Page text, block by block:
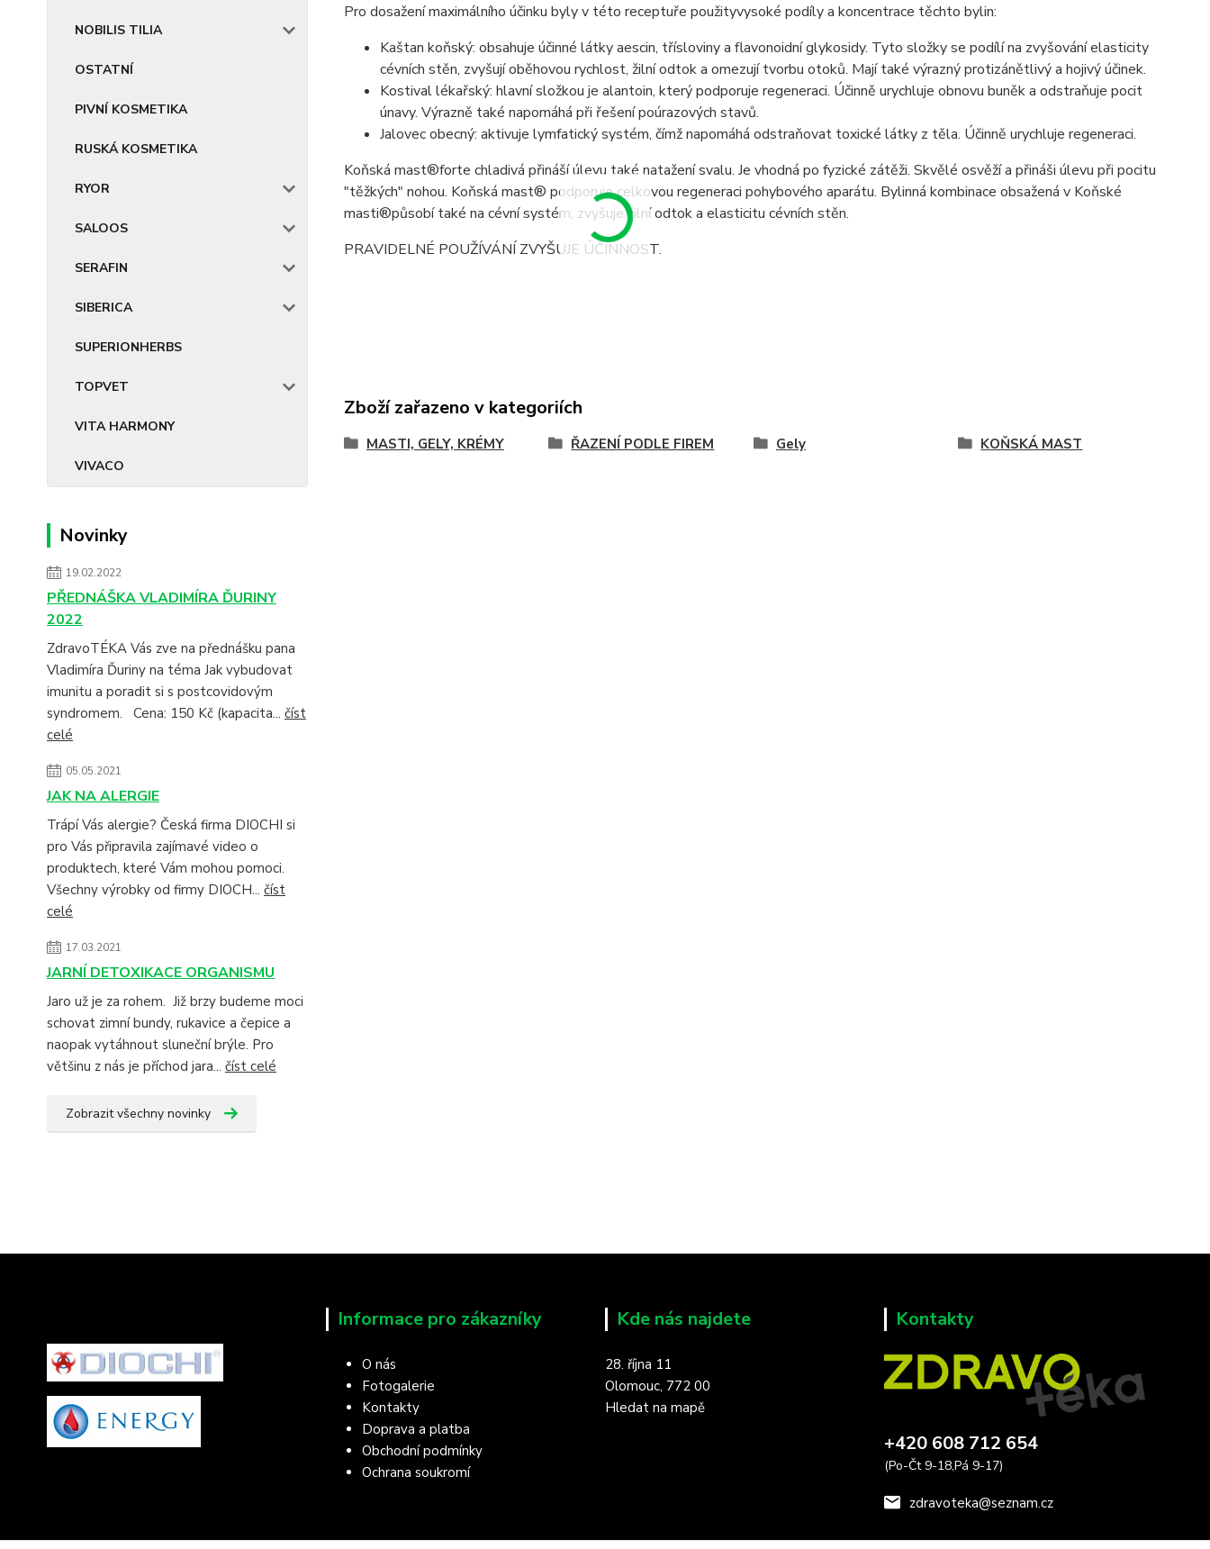
NOBILIS TILIA
OSTATNÍ
PIVNÍ KOSMETIKA
RUSKÁ KOSMETIKA
RYOR
SALOOS
SERAFIN
SIBERICA
SUPERIONHERBS
TOPVET
VITA HARMONY
VIVACO
Novinky
19.02.2022
PŘEDNÁŠKA VLADIMÍRA ĎURINY
2022
ZdravoTÉKA Vás zve na přednášku pana
Vladimíra Ďuriny na téma Jak vybudovat
imunitu a poradit si s postcovidovým
syndromem. Cena: 150 Kč (kapacita... číst
celé
05.05.2021
JAK NA ALERGIE
Trápí Vás alergie? Česká firma DIOCHI si
pro Vás připravila zajímavé video o
produktech, které Vám mohou pomoci.
Všechny výrobky od firmy DIOCH... číst
celé
17.03.2021
JARNÍ DETOXIKACE ORGANISMU
Jaro už je za rohem. Již brzy budeme moci
schovat zimní bundy, rukavice a čepice a
naopak vytáhnout sluneční brýle. Pro
většinu z nás je příchod jara... číst celé
Zobrazit všechny novinky
Pro dosažení maximálního účinku byly v této receptuře použityvysoké podíly a koncentrace těchto bylin:
Kaštan koňský: obsahuje účinné látky aescin, třísloviny a flavonoidní glykosidy. Tyto složky se podílí na zvyšování elasticity
cévních stěn, zvyšují oběhovou rychlost, žilní odtok a omezují tvorbu otoků. Mají také výrazný protizánětlivý a hojivý účinek.
Kostival lékařský: hlavní složkou je alantoin, který podporuje regeneraci. Účinně urychluje obnovu buněk a odstraňuje pocit
únavy. Výrazně také napomáhá při řešení poúrazových stavů.
Jalovec obecný: aktivuje lymfatický systém, čímž napomáhá odstraňovat toxické látky z těla. Účinně urychluje regeneraci.
Koňská mast®forte chladivá přináší úlevu také natažení svalu. Je vhodná po fyzické zátěži. Skvělé osvěží a přináši úlevu při pocitu
"těžkých" nohou. Koňská mast® podporuje celkovou regeneraci pohybového aparátu. Bylinná kombinace obsažená v Koňské
masti®působí také na cévní systém; zvyšuje žilní odtok a elasticitu cévních stěn.
PRAVIDELNÉ POUŽÍVÁNÍ ZVYŠUJE ÚČINNOST.
Zboží zařazeno v kategoriích
MASTI, GELY, KRÉMY ŘAZENÍ PODLE FIREM Gely KOŇSKÁ MAST
Informace pro zákazníky
O nás
Fotogalerie
Kontakty
Doprava a platba
Obchodní podmínky
Ochrana soukromí
Kde nás najdete
28. října 11
Olomouc, 772 00
Hledat na mapě
Kontakty
+420 608 712 654
(Po-Čt 9-18,Pá 9-17)
zdravoteka@seznam.cz